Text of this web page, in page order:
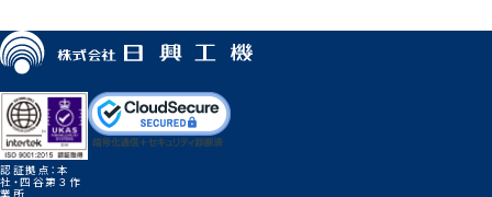
認証拠点：本
社・四谷第３作